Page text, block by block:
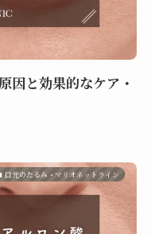
因と効果的なケア・
口元のたるみ・マリオネットライン